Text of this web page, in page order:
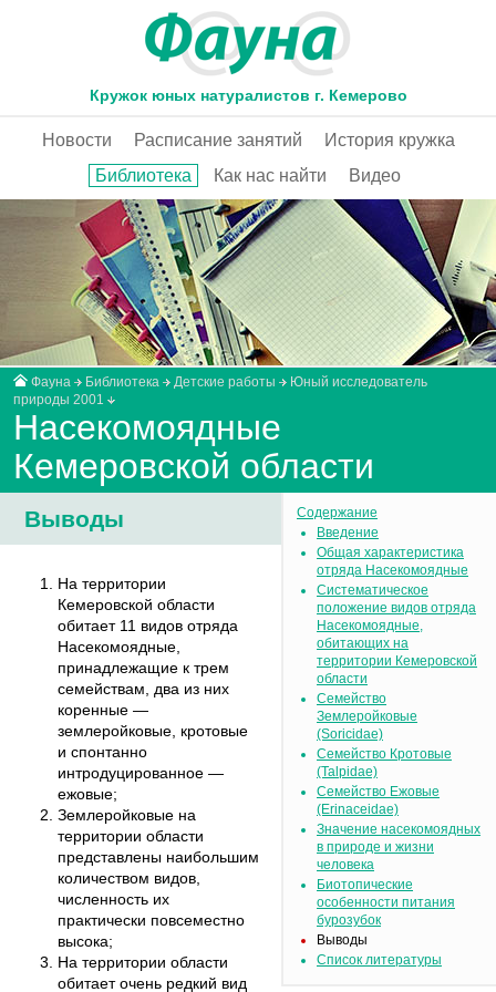
Кружок юных натуралистов г. Кемерово
Новости Расписание занятий
История кружка
Библиотека
Как нас найти Видео
Фауна Библиотека Детские работы
Юный исследователь
природы 2001
Насекомоядные
Кемеровской области
Содержание
Введение
Общая характеристика
отряда Насекомоядные
Систематическое
положение видов отряда
Насекомоядные,
обитающих на
территории Кемеровской
области
Семейство
Землеройковые
(Soricidae)
Семейство Кротовые
(Talpidae)
Семейство Ежовые
(Erinaceidae)
Значение насекомоядных
в природе и жизни
человека
Биотопические
особенности питания
бурозубок
Выводы
Список литературы
Выводы
На территории
Кемеровской области
обитает 11 видов отряда
Насекомоядные,
принадлежащие к трем
семействам, два из них
коренные —
землеройковые, кротовые
и спонтанно
интродуцированное —
ежовые;
Землеройковые на
территории области
представлены наибольшим
количеством видов,
численность их
практически повсеместно
высока;
На территории области
обитает очень редкий вид